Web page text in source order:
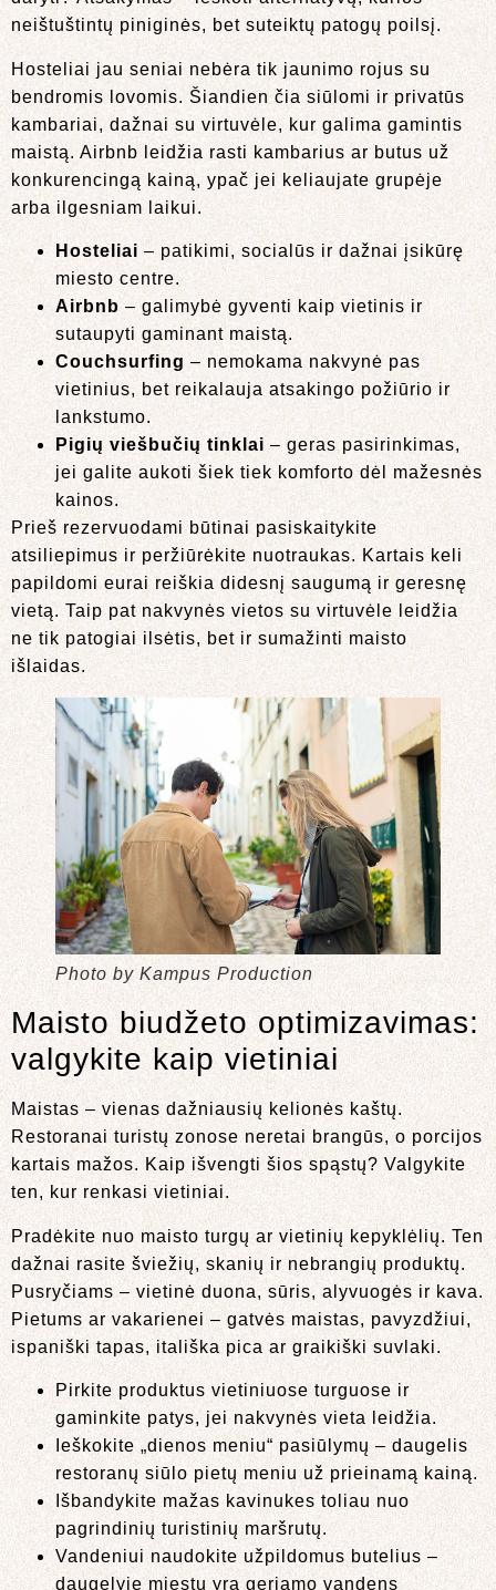
neištuštintų piniginės, bet suteiktų patogų poilsį.
Hosteliai jau seniai nebėra tik jaunimo rojus su
bendromis lovomis. Šiandien čia siūlomi ir privatūs
kambariai, dažnai su virtuvėle, kur galima gamintis
maistą. Airbnb leidžia rasti kambarius ar butus už
konkurencingą kainą, ypač jei keliaujate grupėje
arba ilgesniam laikui.
Hosteliai – patikimi, socialūs ir dažnai įsikūrę
miesto centre.
Airbnb – galimybė gyventi kaip vietinis ir
sutaupyti gaminant maistą.
Couchsurfing – nemokama nakvynė pas
vietinius, bet reikalauja atsakingo požiūrio ir
lankstumo.
Pigių viešbučių tinklai – geras pasirinkimas,
jei galite aukoti šiek tiek komforto dėl mažesnės
kainos.
Prieš rezervuodami būtinai pasiskaitykite
atsiliepimus ir peržiūrėkite nuotraukas. Kartais keli
papildomi eurai reiškia didesnį saugumą ir geresnę
vietą. Taip pat nakvynės vietos su virtuvėle leidžia
ne tik patogiai ilsėtis, bet ir sumažinti maisto
išlaidas.
Photo by Kampus Production
Maisto biudžeto optimizavimas:
valgykite kaip vietiniai
Maistas – vienas dažniausių kelionės kaštų.
Restoranai turistų zonose neretai brangūs, o porcijos
kartais mažos. Kaip išvengti šios spąstų? Valgykite
ten, kur renkasi vietiniai.
Pradėkite nuo maisto turgų ar vietinių kepyklėlių. Ten
dažnai rasite šviežių, skanių ir nebrangių produktų.
Pusryčiams – vietinė duona, sūris, alyvuogės ir kava.
Pietums ar vakarienei – gatvės maistas, pavyzdžiui,
ispaniški tapas, itališka pica ar graikiški suvlaki.
Pirkite produktus vietiniuose turguose ir
gaminkite patys, jei nakvynės vieta leidžia.
Ieškokite „dienos meniu“ pasiūlymų – daugelis
restoranų siūlo pietų meniu už prieinamą kainą.
Išbandykite mažas kavinukes toliau nuo
pagrindinių turistinių maršrutų.
Vandeniui naudokite užpildomus butelius –
daugelyje miestų yra geriamo vandens